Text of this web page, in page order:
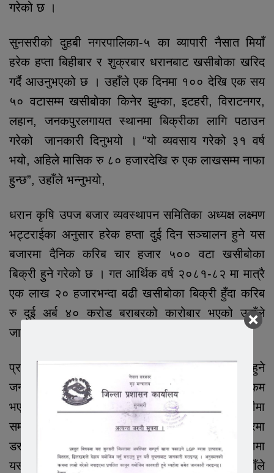
गरेको छ ।
सुनसरीको दुहबी नगरपालिका-५ का व्यापारी नैसात मियाँ
हरेक हप्ता बिहीबार र शुक्रबार धरानबाट खसीबोका खरिद
गर्दै आउनुभएको छ । उहाँले एक दिनमा १०० देखि एक सय
५० वटासम्म खसीबोका किनेर झुम्का, इटहरी, विराटनगर,
लहान, जनकपुरलगायत स्थानमा बिक्रीका लागि पठाउन
गरेको जानकारी दिनुभयो । “यो व्यवसाय गरेको ३१ वर्ष
भयो, अहिले मासिक रु ८० हजारदेखि रु एक लाखसम्म नाफा
हुन्छ”, उहाँले भन्नुभयो,
धरान कृषि उपज बजार व्यवस्थापन समितिका अध्यक्ष लक्ष्मण
भट्टराईका अनुसार हरेक हप्ता दुई दिन सञ्चालन हुने यस
बजारमा दैनिक करिब चार हजार ५०० वटा खसीबोका
बिक्री हुने गरेको छ । गत आर्थिक वर्ष २०८१-८२ मा मात्रै
एक लाख २० हजारभन्दा बढी खसीबोका बिक्री हुँदा करिब
रु दुई अर्ब ४० करोड बराबरको कारोबार भएको उहाँले
जानकारी दिनुभयो ।
प्रत्येक वर्षको भदौदेखि अत्यधिक खसीबोका कारोबार हुने
जनाउँदै अध्यक्ष भट्टराईले यो वर्षको भदौमा भने कारोबार कम
भएको बताउनुभयो । “साउनमा लगातार वर्षा हुँदा ढुवानीमा
समस्या भयो । भदौमा जेनजी प्रदर्शनका कारण व्यापारमा
डर सिर्जना भयो र यातायात अवरुद्ध हुँदा गत वर्षको तुलनामा
यस वर्ष खसीबोका किनबेचमा कमी आएको हो”, उहाँले